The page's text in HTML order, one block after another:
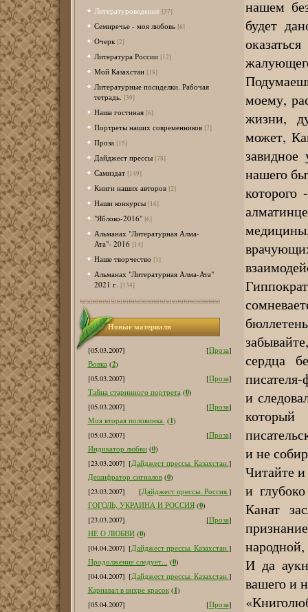
Литературоведение [37]
Семиречье - моя любовь [6]
Очерк [2]
Литература России [12]
Мой Казахстан [18]
Литературные посиделки. Рабочая
тетрадь. [39]
Наша гостиная [6]
Портреты наших современников [7]
Проза [15]
Дайджест прессы [78]
Самиздат [149]
Книги наших авторов [2]
Наши конкурсы [16]
"Яблоко-2016" [6]
Альманах "Литературная Алма-
Ата"- 2016 [14]
Наше творчество [1]
Альманах "Литературная Алма-Ата"
2021 г. [134]
Новые материалв
[05.03.2007] [Проза]
Вовка (2)
[05.03.2007]
[Проза]
Тайна старинного портрета (0)
[05.03.2007]
[Проза]
Моя вторая половинка. (1)
[05.03.2007]
[Проза]
Индикатор любви (0)
[23.03.2007] [Дайджест прессы. Казахстан.]
Дешифратор сигналов (0)
[23.03.2007]
[Дайджест прессы. Россия.]
ГОГОЛЬ, УКРАИНА И РОССИЯ (0)
[23.03.2007]
[Проза]
НЕ О ЛЮБВИ (0)
[04.04.2007] [Дайджест прессы. Казахстан.]
Продолжение следует... (0)
[04.04.2007] [Дайджест прессы. Казахстан.]
Карнавал в вихре красок (1)
[05.04.2007]
[Проза]
нашем
будет
моему,
жизни,
может,
нашего
которого
сердца
и
и не
Читайте
и
Канат
народной,
И да
вашего и